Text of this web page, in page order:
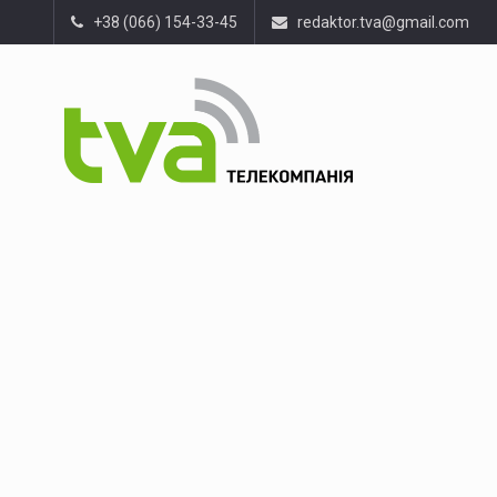
+38 (066) 154-33-45 redaktor.tva@gmail.com